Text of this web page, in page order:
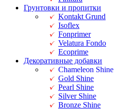
Грунтовки и пропитки
Kontakt Grund
Isoflex
Fonprimer
Velatura Fondo
Ecoprime
Декоративные добавки
Chameleon Shine
Gold Shine
Pearl Shine
Silver Shine
Bronze Shine